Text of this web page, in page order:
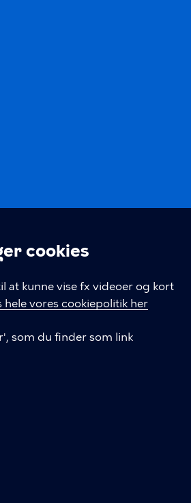
cookies
at kunne vise fx videoer og kort
hele vores cookiepolitik her
som du finder som link